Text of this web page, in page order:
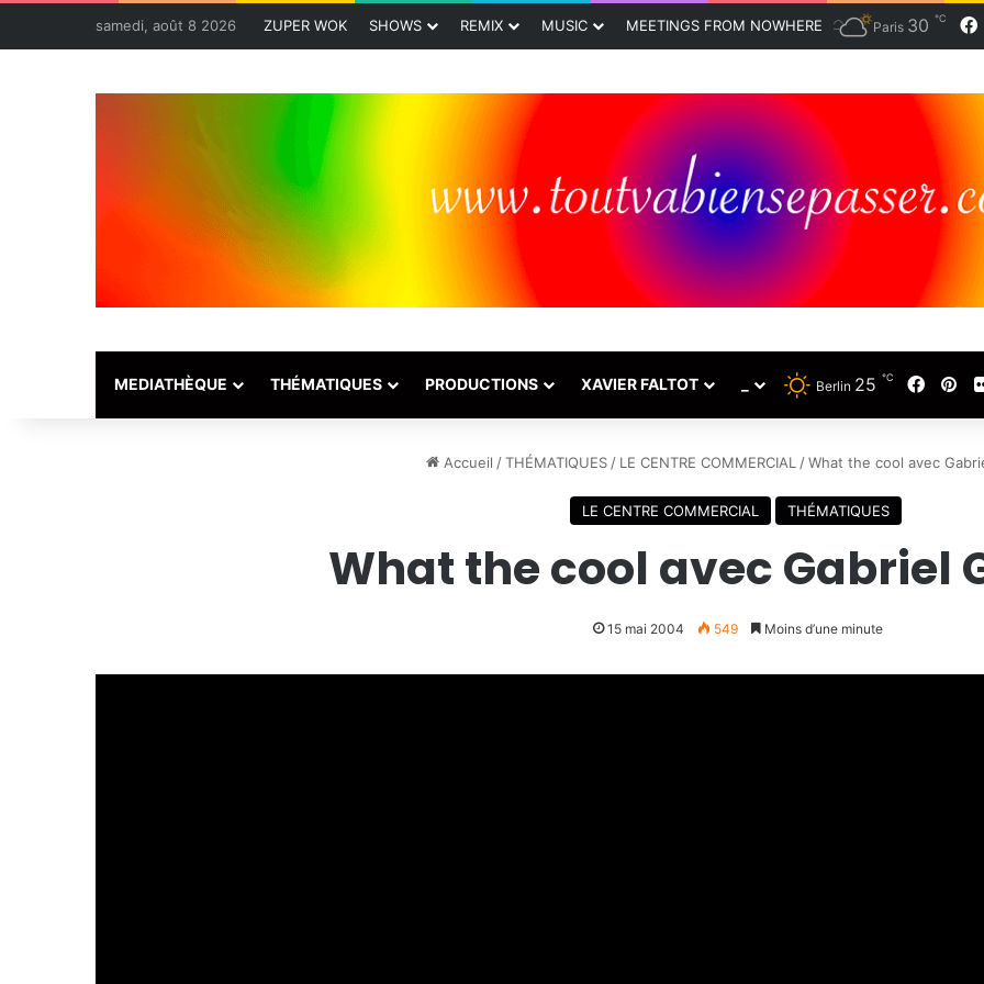
samedi, août 8 2026 ZUPER WOK SHOWS REMIX MUSIC MEETINGS FROM NOWHERE Paris 30 ℃
MEDIATHÈQUE THÉMATIQUES PRODUCTIONS XAVIER FALTOT Berlin 25 ℃
Accueil / THÉMATIQUES / LE CENTRE COMMERCIAL / What the cool avec
LE CENTRE COMMERCIAL THÉMATIQUES
What the cool avec Gabriel
15 mai 2004 549 Moins d’une minute